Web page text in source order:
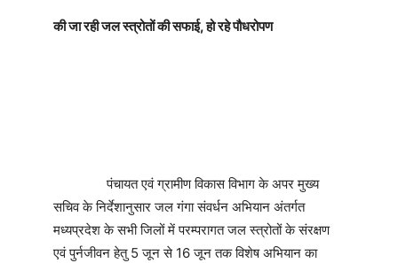
की जा रही जल स्त्रोतों की सफाई, हो रहे पौधरोपण
पंचायत एवं ग्रामीण विकास विभाग के अपर मुख्य
सचिव के निर्देशानुसार जल गंगा संवर्धन अभियान अंतर्गत
मध्यप्रदेश के सभी जिलों में परम्परागत जल स्त्रोतों के संरक्षण
एवं पुर्नजीवन हेतु 5 जून से 16 जून तक विशेष अभियान का